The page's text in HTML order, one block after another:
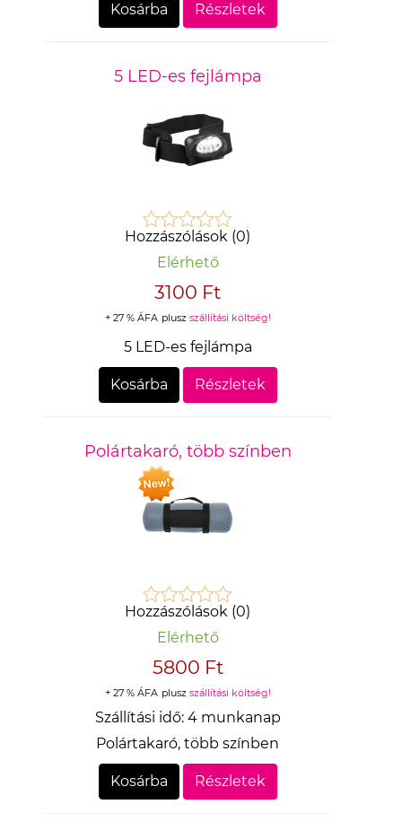
Kosárba Részletek
5 LED-es fejlámpa
Hozzászólások (0)
Elérhető
3100 Ft
+ 27 % ÁFA plusz szállítási költség!
5 LED-es fejlámpa
Kosárba Részletek
Polártakaró, több színben
Hozzászólások (0)
Elérhető
5800 Ft
+ 27 % ÁFA plusz szállítási költség!
Szállítási idő: 4 munkanap
Polártakaró, több színben
Kosárba Részletek